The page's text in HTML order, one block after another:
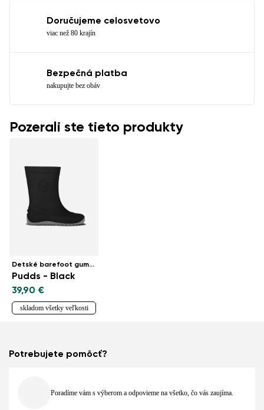
Doručujeme celosvetovo
viac než 80 krajín
Bezpečná platba
nakupujte bez obáv
Pozerali ste tieto produkty
Detské barefoot gumáky
Pudds - Black
39,90 €
skladom všetky veľkosti
Potrebujete pomôcť?
Poradíme vám s výberom a odpovieme na všetko, čo vás zaujíma.